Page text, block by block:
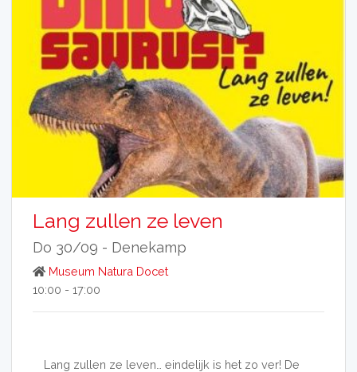
Lang zullen ze leven
Do 30/09 - Denekamp
Museum Natura Docet
10:00 - 17:00
Lang zullen ze leven… eindelijk is het zo ver! De